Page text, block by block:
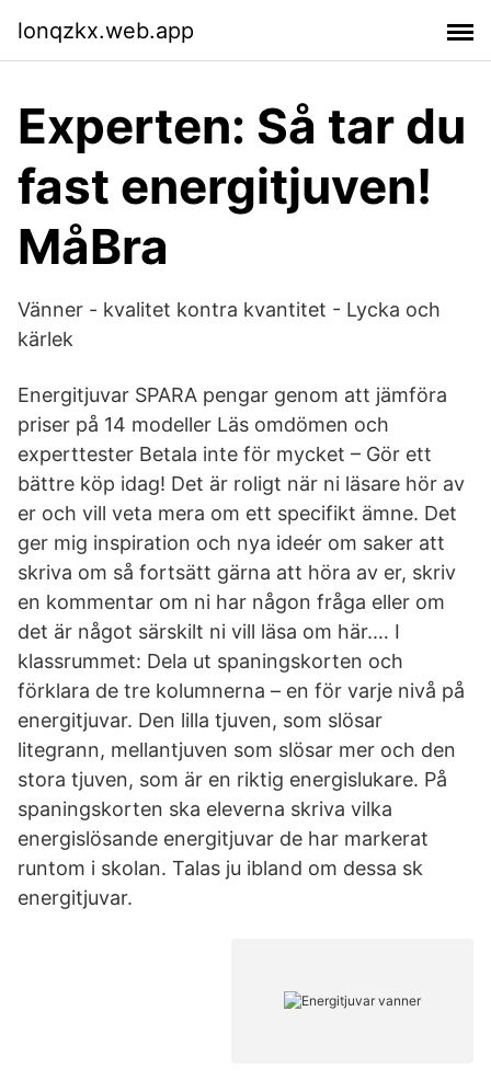
lonqzkx.web.app
Experten: Så tar du
fast energitjuven!
MåBra
Vänner - kvalitet kontra kvantitet - Lycka och
kärlek
Energitjuvar SPARA pengar genom att jämföra
priser på 14 modeller Läs omdömen och
experttester Betala inte för mycket – Gör ett
bättre köp idag! Det är roligt när ni läsare hör av
er och vill veta mera om ett specifikt ämne. Det
ger mig inspiration och nya ideér om saker att
skriva om så fortsätt gärna att höra av er, skriv
en kommentar om ni har någon fråga eller om
det är något särskilt ni vill läsa om här.… I
klassrummet: Dela ut spaningskorten och
förklara de tre kolumnerna – en för varje nivå på
energitjuvar. Den lilla tjuven, som slösar
litegrann, mellantjuven som slösar mer och den
stora tjuven, som är en riktig energislukare. På
spaningskorten ska eleverna skriva vilka
energislösande energitjuvar de har markerat
runtom i skolan. Talas ju ibland om dessa sk
energitjuvar.